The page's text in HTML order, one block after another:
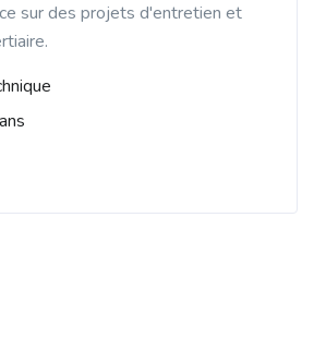
sur des projets d'entretien et